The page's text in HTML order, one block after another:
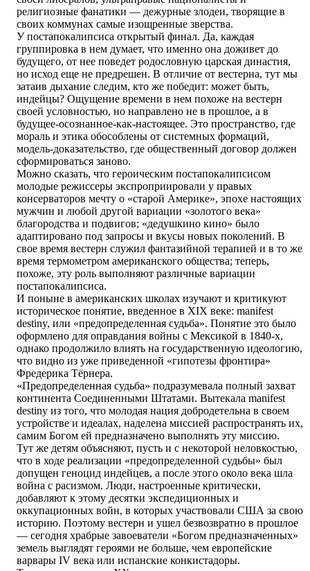
религиозные фанатики — дежурные злодеи, творящие в
своих коммунах самые изощренные зверства.
У постапокалипсиса открытый финал. Да, каждая
группировка в нем думает, что именно она доживет до
будущего, от нее поведет родословную царская династия,
но исход еще не предрешен. В отличие от вестерна, тут мы
затаив дыхание следим, кто же победит: может быть,
индейцы? Ощущение времени в нем похоже на вестерн
своей условностью, но направлено не в прошлое, а в
будущее-осознанное-как-настоящее. Это пространство, где
мораль и этика обособлены от системных формаций,
модель-доказательство, где общественный договор должен
сформироваться заново.
Можно сказать, что героическим постапокалипсисом
молодые режиссеры экспроприировали у правых
консерваторов мечту о «старой Америке», эпохе настоящих
мужчин и любой другой вариации «золотого века»
благородства и подвигов; «дедушкино кино» было
адаптировано под запросы и вкусы новых поколений. В
свое время вестерн служил фантазийной терапией и в то же
время термометром американского общества; теперь,
похоже, эту роль выполняют различные вариации
постапокалипсиса.
И поныне в американских школах изучают и критикуют
историческое понятие, введенное в XIX веке: manifest
destiny, или «предопределенная судьба». Понятие это было
оформлено для оправдания войны с Мексикой в 1840-х,
однако продолжило влиять на государственную идеологию,
что видно из уже приведенной «гипотезы фронтира»
Фредерика Тёрнера.
«Предопределенная судьба» подразумевала полный захват
континента Соединенными Штатами. Вытекала manifest
destiny из того, что молодая нация добродетельна в своем
устройстве и идеалах, наделена миссией распространять их,
самим Богом ей предназначено выполнять эту миссию.
Тут же детям объясняют, пусть и с некоторой неловкостью,
что в ходе реализации «предопределенной судьбы» был
допущен геноцид индейцев, а после этого около века шла
война с расизмом. Люди, настроенные критически,
добавляют к этому десятки экспедиционных и
оккупационных войн, в которых участвовали США за свою
историю. Поэтому вестерн и ушел безвозвратно в прошлое
— сегодня храбрые завоеватели «Богом предназначенных»
земель выглядят героями не больше, чем европейские
варвары IV века или испанские конкистадоры.